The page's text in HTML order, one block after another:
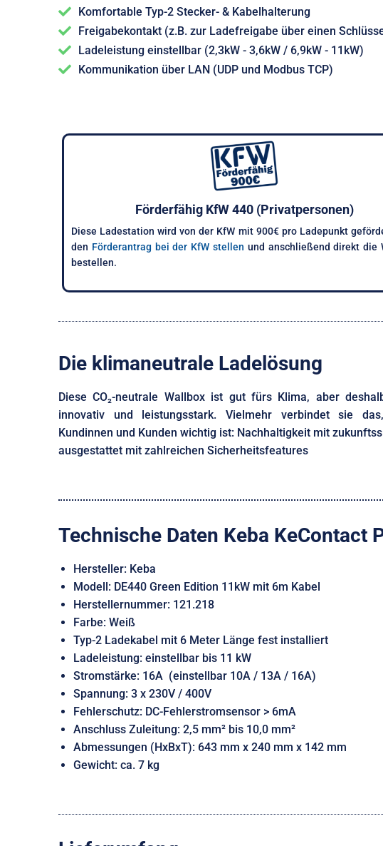
Komfortable Typ-2 Stecker- & Kabelhalterung
Freigabekontakt (z.B. zur Ladefreigabe über einen
Ladeleistung einstellbar (2,3kW - 3,6kW / 6,9kW - 11kW)
Kommunikation über LAN (UDP und Modbus TCP)
Förderfähig KfW 440 (Privatpersonen)
Diese Ladestation wird von der KfW mit 900€ pro Ladepunkt
den Förderantrag bei der KfW stellen und anschließend direkt die
bestellen.
Die klimaneutrale Ladelösung
Diese CO₂-neutrale Wallbox ist gut fürs Klima, aber
innovativ und leistungsstark. Vielmehr verbindet sie
Kundinnen und Kunden wichtig ist: Nachhaltigkeit mit
ausgestattet mit zahlreichen Sicherheitsfeatures
Technische Daten Keba KeContact
Hersteller: Keba
Modell: DE440 Green Edition 11kW mit 6m Kabel
Herstellernummer: 121.218
Farbe: Weiß
Typ-2 Ladekabel mit 6 Meter Länge fest installiert
Ladeleistung: einstellbar bis 11 kW
Stromstärke: 16A (einstellbar 10A / 13A / 16A)
Spannung: 3 x 230V / 400V
Fehlerschutz: DC-Fehlerstromsensor > 6mA
Anschluss Zuleitung: 2,5 mm² bis 10,0 mm²
Abmessungen (HxBxT): 643 mm x 240 mm x 142 mm
Gewicht: ca. 7 kg